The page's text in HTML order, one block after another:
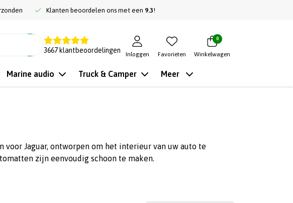
Klanten beoordelen ons met een 9.3!
3667 klantbeoordelingen
Inloggen Favorieten
0
Winkelwagen
Marine audio Truck & Camper Meer
Jaguar, ontworpen om het interieur van uw auto te
zijn eenvoudig schoon te maken.